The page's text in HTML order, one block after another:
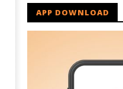
APP DOWNLOAD